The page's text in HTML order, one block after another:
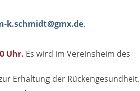
k.schmidt@gmx.de.
Uhr. Es wird im Vereinsheim des
Erhaltung der Rückengesundheit.